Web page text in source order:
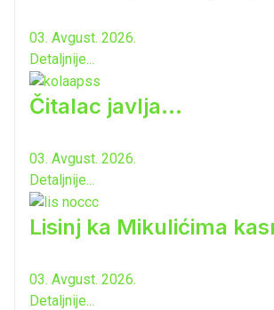
03. Avgust. 2026.
Detaljnije...
Čitalac javlja...
03. Avgust. 2026.
Detaljnije...
Lisinj ka Mikulićima
03. Avgust. 2026.
Detaljnije...